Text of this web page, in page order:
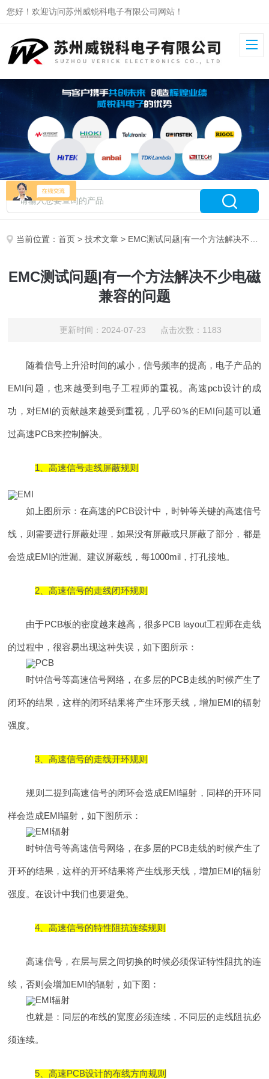
您好！欢迎访问苏州威锐科电子有限公司网站！
当前位置：首页 >技术文章 > EMC测试问题|有一个方法解决不少电磁兼容的问题
EMC测试问题|有一个方法解决不少电磁
兼容的问题
更新时间：2024-07-23 点击次数：1183
随着信号上升沿时间的减小，信号频率的提高，电子产品的
EMI问题，也来越受到电子工程师的重视。高速pcb设计的成
功，对EMI的贡献越来越受到重视，几乎60％的EMI问题可以通
过高速PCB来控制解决。
1、高速信号走线屏蔽规则
如上图所示：在高速的PCB设计中，时钟等关键的高速信号
线，则需要进行屏蔽处理，如果没有屏蔽或只屏蔽了部分，都是
会造成EMI的泄漏。建议屏蔽线，每1000mil，打孔接地。
2、高速信号的走线闭环规则
由于PCB板的密度越来越高，很多PCB layout工程师在走线
的过程中，很容易出现这种失误，如下图所示：
时钟信号等高速信号网络，在多层的PCB走线的时候产生了
闭环的结果，这样的闭环结果将产生环形天线，增加EMI的辐射
强度。
3、高速信号的走线开环规则
规则二提到高速信号的闭环会造成EMI辐射，同样的开环同
样会造成EMI辐射，如下图所示：
时钟信号等高速信号网络，在多层的PCB走线的时候产生了
开环的结果，这样的开环结果将产生线形天线，增加EMI的辐射
强度。在设计中我们也要避免。
4、高速信号的特性阻抗连续规则
高速信号，在层与层之间切换的时候必须保证特性阻抗的连
续，否则会增加EMI的辐射，如下图：
也就是：同层的布线的宽度必须连续，不同层的走线阻抗必
须连续。
5、高速PCB设计的布线方向规则